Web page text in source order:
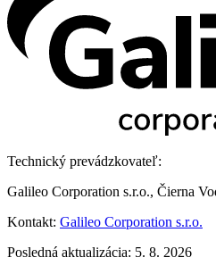
Technický prevádzkovateľ:
Galileo Corporation s.r.o., Čierna
Kontakt: Galileo Corporation s.r.o.
Posledná aktualizácia: 5. 8. 2026